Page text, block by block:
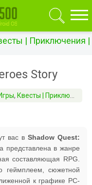
| Приключения |
Story
, Квесты | Приключения | RPG
вас в Shadow Quest:
представлена в жанре
составляющая RPG.
геймплеем, сюжетной
к графике PC-